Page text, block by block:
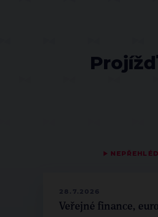
▶
28.7.2026
Veřejné finance,